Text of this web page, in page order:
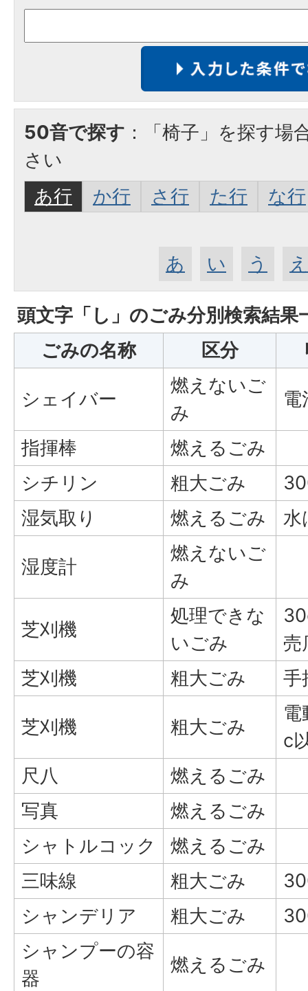
50音で探す ：「椅子」を探す場
さい
あ行
か行 さ行 た行 な行
あ い う え
頭文字「 し 」のごみ分別検索結果
ごみの名称
区分
シェイバー
燃えないご
み
電
指揮棒
燃えるごみ
シチリン
粗大ごみ
湿気取り
燃えるごみ 水
湿度計
燃えないご
み
芝刈機
処理できな
いごみ
売
芝刈機
粗大ごみ 手
芝刈機 粗大ごみ
電
c
尺八
燃えるごみ
写真
燃えるごみ
シャトルコック
燃えるごみ
三味線
粗大ごみ
シャンデリア
粗大ごみ
シャンプーの容
器
燃えるごみ